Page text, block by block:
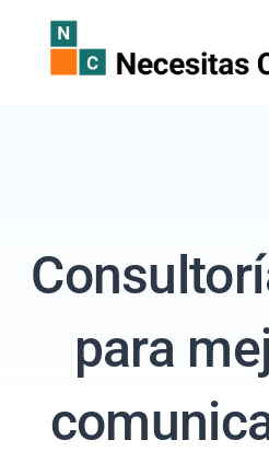
Saltar
contenido
Necesitas
para